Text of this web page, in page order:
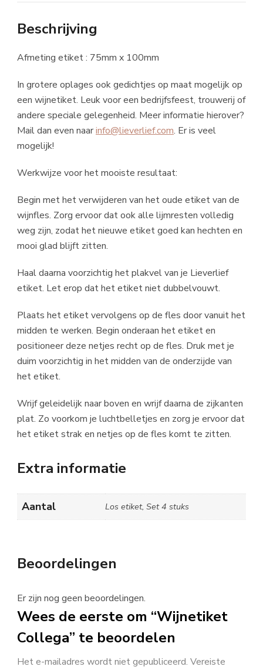
Beschrijving
Afmeting etiket : 75mm x 100mm
In grotere oplages ook gedichtjes op maat mogelijk op
een wijnetiket. Leuk voor een bedrijfsfeest, trouwerij of
andere speciale gelegenheid. Meer informatie hierover?
Mail dan even naarinfo@lieverlief.com. Er is veel
mogelijk!
Werkwijze voor het mooiste resultaat:
Begin met het verwijderen van het oude etiket van de
wijnfles. Zorg ervoor dat ook alle lijmresten volledig
weg zijn, zodat het nieuwe etiket goed kan hechten en
mooi glad blijft zitten.
Haal daarna voorzichtig het plakvel van je Lieverlief
etiket. Let erop dat het etiket niet dubbelvouwt.
Plaats het etiket vervolgens op de fles door vanuit het
midden te werken. Begin onderaan het etiket en
positioneer deze netjes recht op de fles. Druk met je
duim voorzichtig in het midden van de onderzijde van
het etiket.
Wrijf geleidelijk naar boven en wrijf daarna de zijkanten
plat. Zo voorkom je luchtbelletjes en zorg je ervoor dat
het etiket strak en netjes op de fles komt te zitten.
Extra informatie
Aantal Los etiket, Set 4 stuks
Beoordelingen
Er zijn nog geen beoordelingen.
Wees de eerste om “Wijnetiket
Collega” te beoordelen
Het e-mailadres wordt niet gepubliceerd. Vereiste